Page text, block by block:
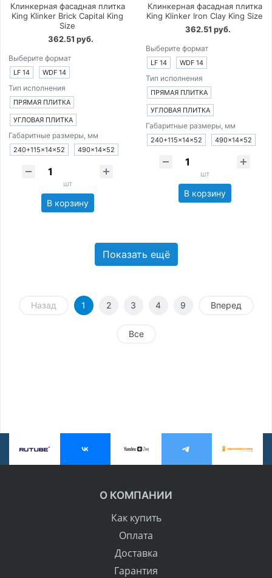
Клинкерная фасадная плитка
King Klinker Brick Capital King
Size
362.51 руб.
Выберите формат
LF 14 WDF 14
Тип исполнения
ПРЯМАЯ ПЛИТКА
УГЛОВАЯ ПЛИТКА
Габаритные размеры, мм
240+115×14×52 490×14×52
шт
В корзину
Клинкерная фасадная плитка
King Klinker Iron Clay King Size
362.51 руб.
Выберите формат
LF 14 WDF 14
Тип исполнения
ПРЯМАЯ ПЛИТКА
УГЛОВАЯ ПЛИТКА
Габаритные размеры, мм
240+115×14×52 490×14×52
шт
В корзину
Показать ещё
Назад 1 2 3 4 9 Вперед
Все
О КОМПАНИИ
Как купить
Оплата
Доставка
Гарантия